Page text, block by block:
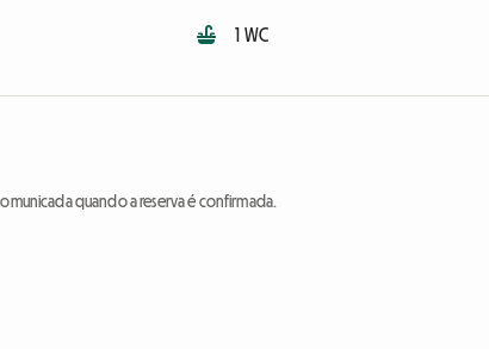
1 WC
quando a reserva é confirmada.